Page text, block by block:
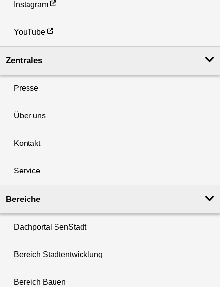
Instagram
YouTube
Zentrales
Presse
Über uns
Kontakt
Service
Bereiche
Dachportal SenStadt
Bereich Stadtentwicklung
Bereich Bauen